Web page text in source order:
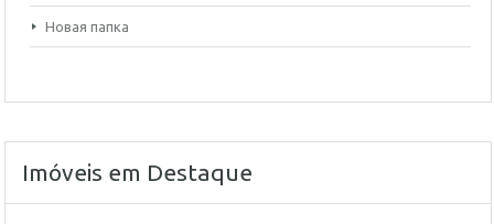
Новая папка
Imóveis em Destaque